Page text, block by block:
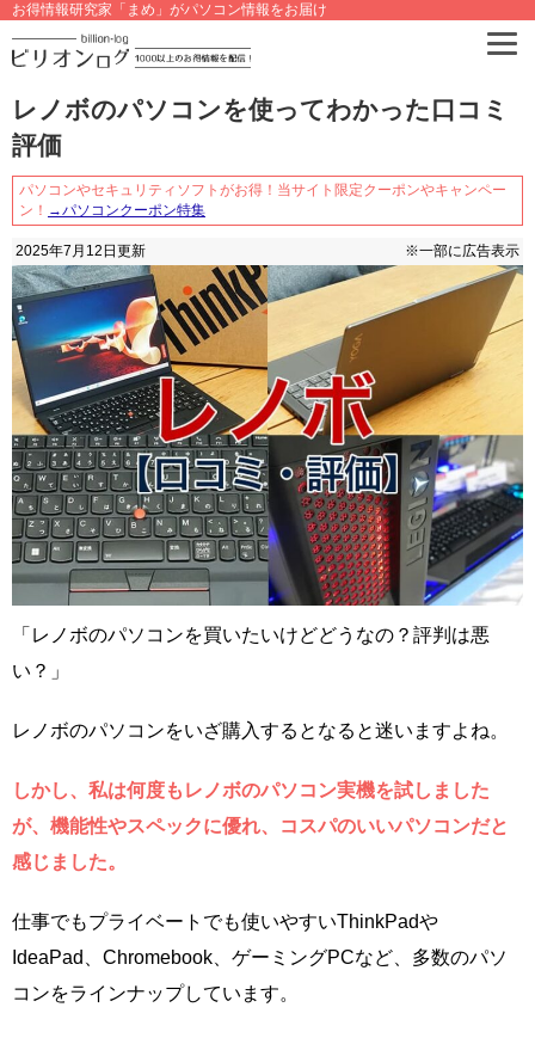
お得情報研究家「まめ」がパソコン情報をお届け
レノボのパソコンを使ってわかった口コミ
評価
パソコンやセキュリティソフトがお得！当サイト限定クーポンやキャンペー
ン！ →パソコンクーポン特集
2025年7月12日 更新 ※一部に広告表示
「レノボのパソコンを買いたいけどどうなの？評判は悪
い？」
レノボのパソコンをいざ購入するとなると迷いますよね。
しかし、私は何度もレノボのパソコン実機を試しました
が、機能性やスペックに優れ、コスパのいいパソコンだと
感じました。
仕事でもプライベートでも使いやすいThinkPadや
IdeaPad、Chromebook、ゲーミングPCなど、多数のパソ
コンをラインナップしています。